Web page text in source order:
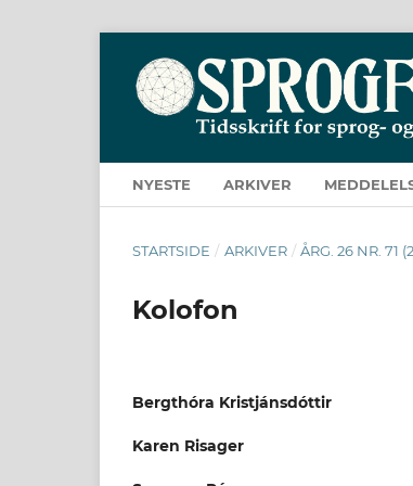
NYESTE ARKIVER
STARTSIDE / ARKIVER / ÅRG. 26 NR. 71
Kolofon
Bergthóra Kristjánsdóttir
Karen Risager